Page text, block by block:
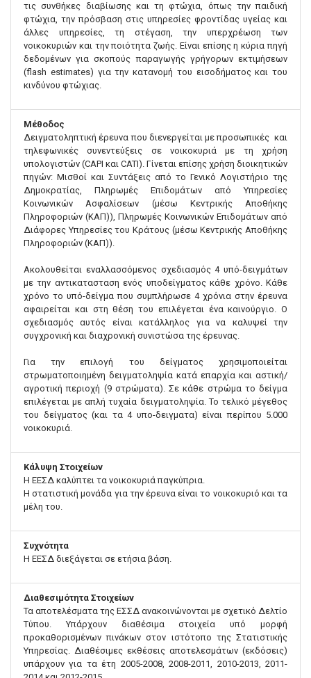
τις συνθήκες διαβίωσης και τη φτώχια, όπως την παιδική
φτώχια, την πρόσβαση στις υπηρεσίες φροντίδας υγείας και
άλλες υπηρεσίες, τη στέγαση, την υπερχρέωση των
νοικοκυριών και την ποιότητα ζωής. Είναι επίσης η κύρια πηγή
δεδομένων για σκοπούς παραγωγής γρήγορων εκτιμήσεων
(flash estimates) για την κατανομή του εισοδήματος και του
κινδύνου φτώχιας.
Μέθοδος
Δειγματοληπτική έρευνα που διενεργείται με προσωπικές και
τηλεφωνικές συνεντεύξεις σε νοικοκυριά με τη χρήση
υπολογιστών (CAPI και CATI). Γίνεται επίσης χρήση διοικητικών
πηγών: Μισθοί και Συντάξεις από το Γενικό Λογιστήριο της
Δημοκρατίας, Πληρωμές Επιδομάτων από Υπηρεσίες
Κοινωνικών Ασφαλίσεων (μέσω Κεντρικής Αποθήκης
Πληροφοριών (ΚΑΠ)), Πληρωμές Κοινωνικών Επιδομάτων από
Διάφορες Υπηρεσίες του Κράτους (μέσω Κεντρικής Αποθήκης
Πληροφοριών (ΚΑΠ)).
Ακολουθείται εναλλασσόμενος σχεδιασμός 4 υπό-δειγμάτων
με την αντικατασταση ενός υποδείγματος κάθε χρόνο. Κάθε
χρόνο το υπό-δείγμα που συμπλήρωσε 4 χρόνια στην έρευνα
αφαιρείται και στη θέση του επιλέγεται ένα καινούργιο. Ο
σχεδιασμός αυτός είναι κατάλληλος για να καλυψεί την
συγχρονική και διαχρονική συνιστώσα της έρευνας.
Για την επιλογή του δείγματος χρησιμοποιείται
στρωματοποιημένη δειγματοληψία κατά επαρχία και αστική/
αγροτική περιοχή (9 στρώματα). Σε κάθε στρώμα το δείγμα
επιλέγεται με απλή τυχαία δειγματοληψία. Το τελικό μέγεθος
του δείγματος (και τα 4 υπο-δειγματα) είναι περίπου 5.000
νοικοκυριά.
Κάλυψη Στοιχείων
Η ΕΕΣΔ καλύπτει τα νοικοκυριά παγκύπρια.
Η στατιστική μονάδα για την έρευνα είναι το νοικοκυριό και τα
μέλη του.
Συχνότητα
Η ΕΕΣΔ διεξάγεται σε ετήσια βάση.
Διαθεσιμότητα Στοιχείων
Τα αποτελέσματα της ΕΣΣΔ ανακοινώνονται με σχετικό Δελτίο
Τύπου. Υπάρχουν διαθέσιμα στοιχεία υπό μορφή
προκαθορισμένων πινάκων στον ιστότοπο της Στατιστικής
Υπηρεσίας. Διαθέσιμες εκθέσεις αποτελεσμάτων (εκδόσεις)
υπάρχουν για τα έτη 2005-2008, 2008-2011, 2010-2013, 2011-